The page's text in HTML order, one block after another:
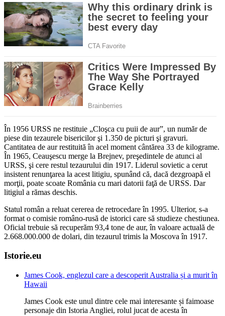
În 1956 URSS ne restituie „Cloşca cu puii de aur”, un număr de
piese din tezaurele bisericilor şi 1.350 de picturi şi gravuri.
Cantitatea de aur restituită în acel moment cântărea 33 de kilograme.
În 1965, Ceauşescu merge la Brejnev, preşedintele de atunci al
URSS, şi cere restul tezaurului din 1917. Liderul sovietic a cerut
insistent renunţarea la acest litigiu, spunând că, dacă dezgroapă el
morţii, poate scoate România cu mari datorii faţă de URSS. Dar
litigiul a rămas deschis.
Statul român a reluat cererea de retrocedare în 1995. Ulterior, s-a
format o comisie româno-rusă de istorici care să studieze chestiunea.
Oficial trebuie să recuperăm 93,4 tone de aur, în valoare actuală de
2.668.000.000 de dolari, din tezaurul trimis la Moscova în 1917.
Istorie.eu
James Cook, englezul care a descoperit Australia și a murit în
Hawaii
James Cook este unul dintre cele mai interesante și faimoase
personaje din Istoria Angliei, rolul jucat de acesta în